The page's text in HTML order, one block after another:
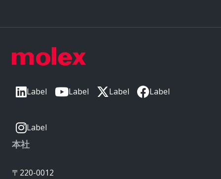
Label Label Label Label
Label
本社
〒220-0012